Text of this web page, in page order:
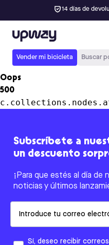
14 días de
Upway
Vender mi bicicleta Buscar
Oops
500
Subscríbete a
un descuento
¡Para que estés al día
noticias y últimos
Sí, deseo recibir